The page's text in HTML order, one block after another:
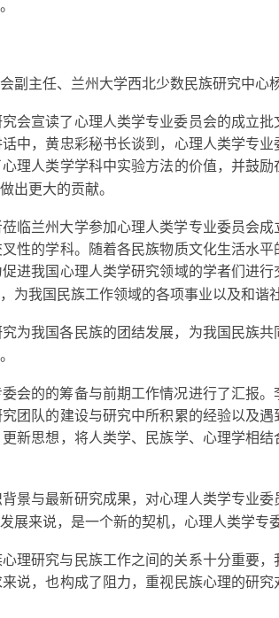
主任、兰州大学西北少数民族研究中心
会宣读了心理人类学专业委员会的成立
中，黄忠彩秘书长谈到，心理人类学专
理人类学学科中实验方法的价值，并鼓
出更大的贡献。
临兰州大学参加心理人类学专业委员会
性的学科。随着各民族物质文化生活水
进我国心理人类学研究领域的学者们进
我国民族工作领域的各项事业以及和谐
为我国各民族的团结发展，为我国民族
会的的筹备与前期工作情况进行了汇报
团队的建设与研究中所积累的经验以及
新思想，将人类学、民族学、心理学相
景与最新研究成果，对心理人类学专业
来说，是一个新的契机，心理人类学专
理研究与民族工作之间的关系十分重要
说，也构成了阻力，重视民族心理的研